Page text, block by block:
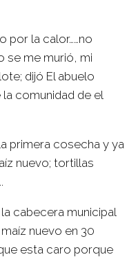
por la calor……no
se me murió, mi
dijó El abuelo
comunidad de el
primera cosecha y ya
nuevo; tortillas
cabecera municipal
nuevo en 30
esta caro porque